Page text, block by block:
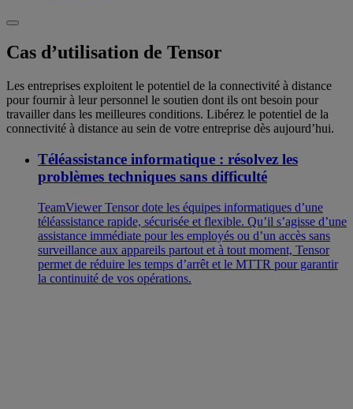
Cas d’utilisation de Tensor
Les entreprises exploitent le potentiel de la connectivité à distance
pour fournir à leur personnel le soutien dont ils ont besoin pour
travailler dans les meilleures conditions. Libérez le potentiel de la
connectivité à distance au sein de votre entreprise dès aujourd’hui.
Téléassistance informatique : résolvez les
problèmes techniques sans difficulté
TeamViewer Tensor dote les équipes informatiques d’une
téléassistance rapide, sécurisée et flexible. Qu’il s’agisse d’une
assistance immédiate pour les employés ou d’un accès sans
surveillance aux appareils partout et à tout moment, Tensor
permet de réduire les temps d’arrêt et le MTTR pour garantir
la continuité de vos opérations.